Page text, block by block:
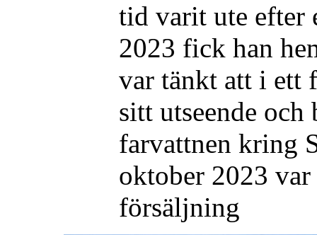
tid varit ute efter
2023 fick han
var tänkt att i ett
sitt utseende och
farvattnen kring
oktober 2023
försäljning